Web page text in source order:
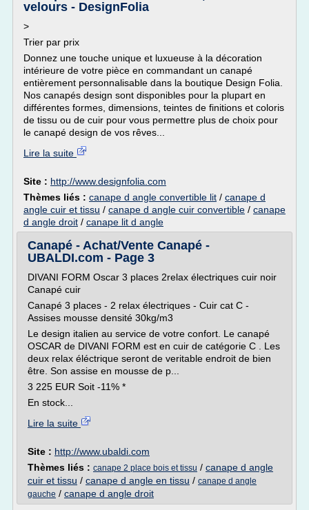
velours - DesignFolia
>
Trier par prix
Donnez une touche unique et luxueuse à la décoration
intérieure de votre pièce en commandant un canapé
entièrement personnalisable dans la boutique Design Folia.
Nos canapés design sont disponibles pour la plupart en
différentes formes, dimensions, teintes de finitions et coloris
de tissu ou de cuir pour vous permettre plus de choix pour
le canapé design de vos rêves...
Lire la suite
Site : http://www.designfolia.com
Thèmes liés : canape d angle convertible lit / canape d
angle cuir et tissu / canape d angle cuir convertible / canape
d angle droit / canape lit d angle
Canapé - Achat/Vente Canapé -
UBALDI.com - Page 3
DIVANI FORM Oscar 3 places 2relax électriques cuir noir
Canapé cuir
Canapé 3 places - 2 relax électriques - Cuir cat C -
Assises mousse densité 30kg/m3
Le design italien au service de votre confort. Le canapé
OSCAR de DIVANI FORM est en cuir de catégorie C . Les
deux relax éléctrique seront de veritable endroit de bien
être. Son assise en mousse de p...
3 225 EUR Soit -11% *
En stock...
Lire la suite
Site : http://www.ubaldi.com
Thèmes liés : canape 2 place bois et tissu / canape d angle
cuir et tissu / canape d angle en tissu / canape d angle
gauche / canape d angle droit